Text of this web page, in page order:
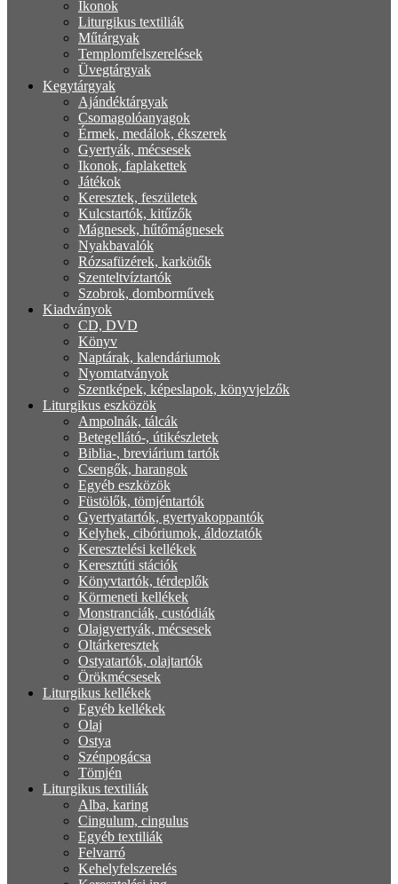
Ikonok
Liturgikus textiliák
Műtárgyak
Templomfelszerelések
Üvegtárgyak
Kegytárgyak
Ajándéktárgyak
Csomagolóanyagok
Érmek, medálok, ékszerek
Gyertyák, mécsesek
Ikonok, faplakettek
Játékok
Keresztek, feszületek
Kulcstartók, kitűzők
Mágnesek, hűtőmágnesek
Nyakbavalók
Rózsafüzérek, karkötők
Szenteltvíztartók
Szobrok, domborművek
Kiadványok
CD, DVD
Könyv
Naptárak, kalendáriumok
Nyomtatványok
Szentképek, képeslapok, könyvjelzők
Liturgikus eszközök
Ampolnák, tálcák
Betegellátó-, útikészletek
Biblia-, breviárium tartók
Csengők, harangok
Egyéb eszközök
Füstölők, tömjéntartók
Gyertyatartók, gyertyakoppantók
Kelyhek, cibóriumok, áldoztatók
Keresztelési kellékek
Keresztúti stációk
Könyvtartók, térdeplők
Körmeneti kellékek
Monstranciák, custódiák
Olajgyertyák, mécsesek
Oltárkeresztek
Ostyatartók, olajtartók
Örökmécsesek
Liturgikus kellékek
Egyéb kellékek
Olaj
Ostya
Szénpogácsa
Tömjén
Liturgikus textiliák
Alba, karing
Cingulum, cingulus
Egyéb textiliák
Felvarró
Kehelyfelszerelés